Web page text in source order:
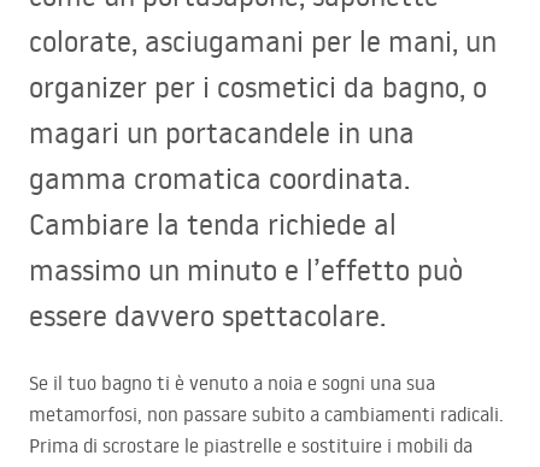
colorate, asciugamani per le mani, un
organizer per i cosmetici da bagno, o
magari un portacandele in una
gamma cromatica coordinata.
Cambiare la tenda richiede al
massimo un minuto e l’effetto può
essere davvero spettacolare.
Se il tuo bagno ti è venuto a noia e sogni una sua
metamorfosi, non passare subito a cambiamenti radicali.
Prima di scrostare le piastrelle e sostituire i mobili da